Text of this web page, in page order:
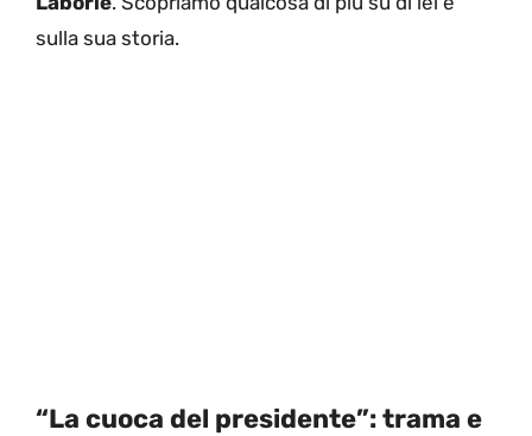
sulla sua storia.
“La cuoca del presidente”: trama e